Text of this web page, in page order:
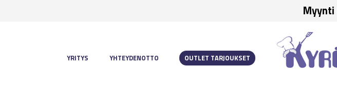
Myynti
YRITYS YHTEYDENOTTO OUTLET TARJOUKSET